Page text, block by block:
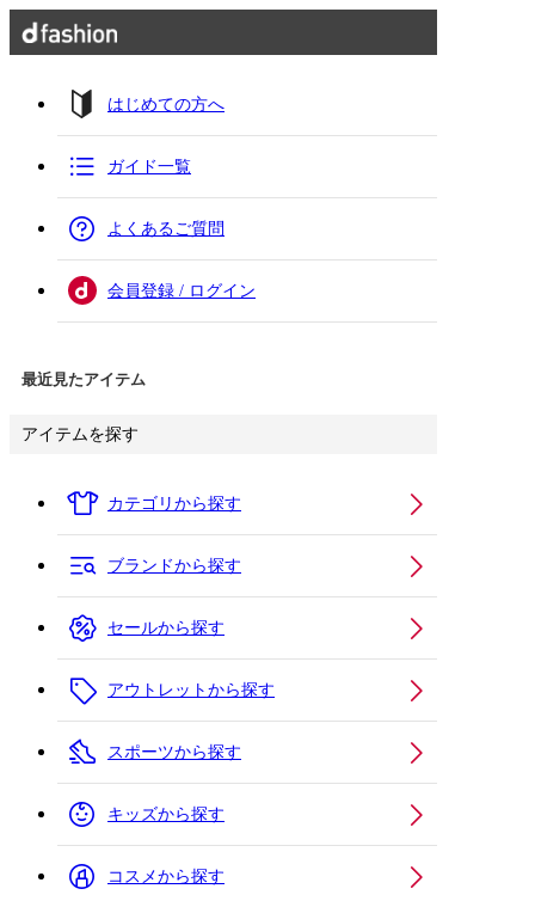
はじめての方へ
ガイド一覧
よくあるご質問
会員登録 / ログイン
最近見たアイテム
アイテムを探す
カテゴリから探す
ブランドから探す
セールから探す
アウトレットから探す
スポーツから探す
キッズから探す
コスメから探す